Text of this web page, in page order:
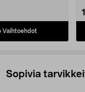
Vaihtoehdot
Sopivia